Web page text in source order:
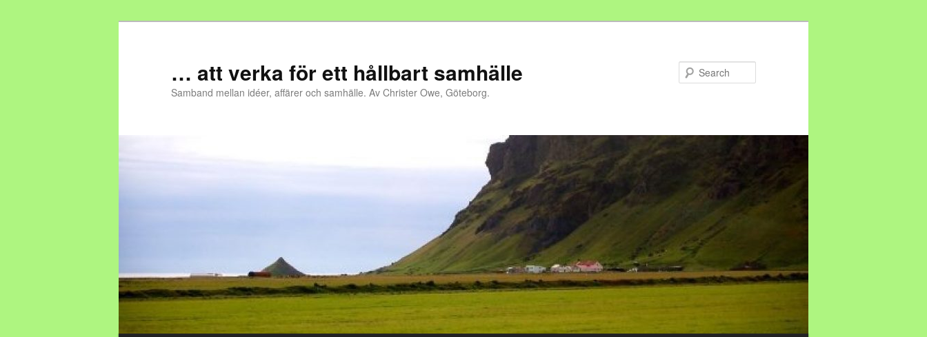
… att verka för ett hållbart samhälle
Samband mellan idéer, affärer och samhälle. Av Christer Owe, Göteborg.